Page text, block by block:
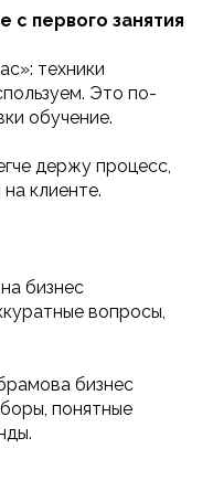
с первого занятия
техники
Это по-
обучение.
держу процесс,
клиенте.
бизнес
вопросы,
бизнес
понятные